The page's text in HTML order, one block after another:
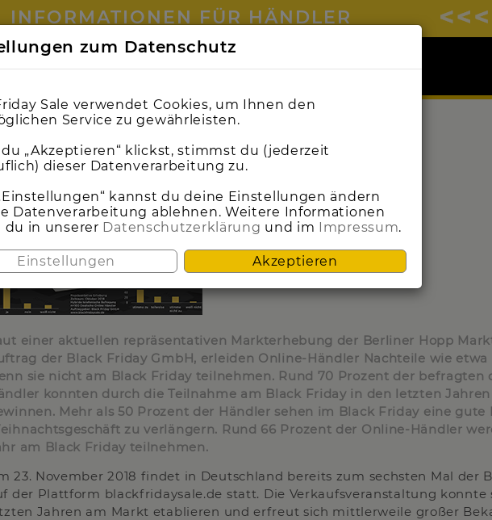
INFORMATIONEN FÜR HÄNDLER
0
0
1
1 9
9
0
0 0
0
9
9 9
9
0
0 0
0
6
6 0
0
3
3 0
0
2
2 5
4
4 9
8
8
NACHTEILE FÜR NICHT TEILNEHMENDE
23 OKTOBER 2018
einer aktuellen repräsentativen Markterhebung der Berliner Hopp
der Black Friday GmbH, erleiden Online-Händler Nachteile wie
sie nicht am Black Friday teilnehmen. Rund 70 Prozent der befragten
konnten durch die Teilnahme am Black Friday in den letzten
Mehr als 50 Prozent der Händler sehen im Black Friday eine gute
zu verlängern. Rund 66 Prozent der Online-Händler
am Black Friday teilnehmen.
23. November 2018 findet in Deutschland bereits zum sechsten Mal der
der Plattform blackfridaysale.de statt. Die Verkaufsveranstaltung konnte
Jahren am Markt etablieren und erfreut sich mittlerweile großer
zum Datenschutz
Sale verwendet Cookies, um Ihnen den
Service zu gewährleisten.
„Akzeptieren“ klickst, stimmst du (jederzeit
dieser Datenverarbeitung zu.
kannst du deine Einstellungen ändern
Datenverarbeitung ablehnen. Weitere Informationen
du in unserer Datenschutzerklärung und im Impressum.
Einstellungen Akzeptieren